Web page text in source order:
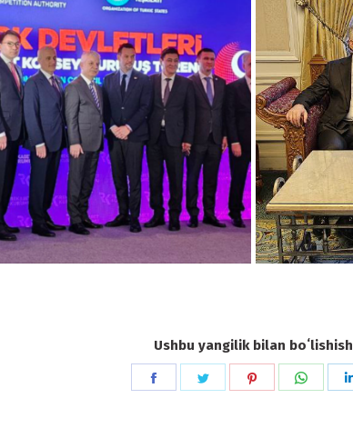
Ushbu yangilik bilan boʻlishish
Share
Share
Share
Share